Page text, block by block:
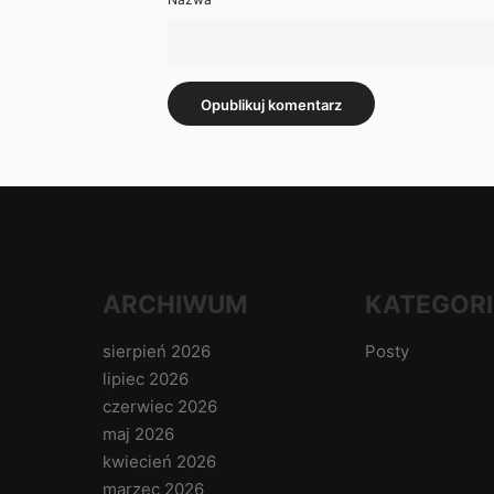
ARCHIWUM
sierpień 2026
lipiec 2026
czerwiec 2026
maj 2026
kwiecień 2026
marzec 2026
Posty